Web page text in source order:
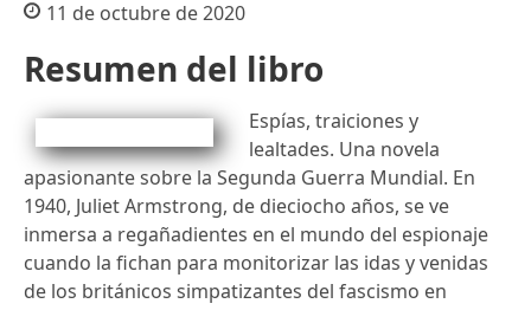
11 de octubre de 2020
Resumen del libro
Espías, traiciones y
lealtades. Una novela
apasionante sobre la Segunda Guerra Mundial. En
1940, Juliet Armstrong, de dieciocho años, se ve
inmersa a regañadientes en el mundo del espionaje
cuando la fichan para monitorizar las idas y venidas
de los británicos simpatizantes del fascismo en